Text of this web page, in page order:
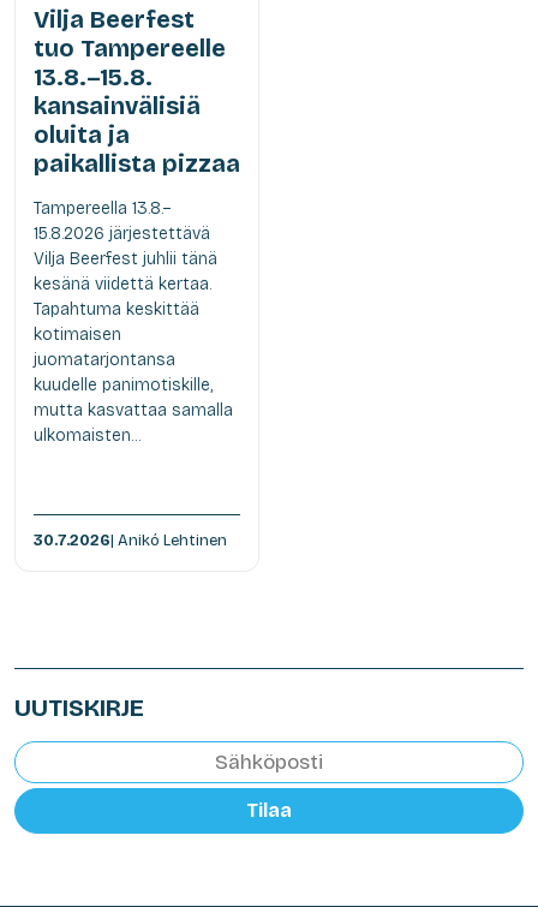
Vilja Beerfest
tuo Tampereelle
13.8.–15.8.
kansainvälisiä
oluita ja
paikallista pizzaa
Tampereella 13.8.–
15.8.2026 järjestettävä
Vilja Beerfest juhlii tänä
kesänä viidettä kertaa.
Tapahtuma keskittää
kotimaisen
juomatarjontansa
kuudelle panimotiskille,
mutta kasvattaa samalla
ulkomaisten...
30.7.2026| Anikó Lehtinen
UUTISKIRJE
Tilaa